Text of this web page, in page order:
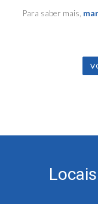
Para saber mais,